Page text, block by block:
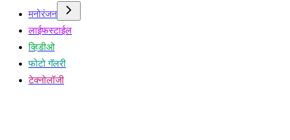
मनोरंजन
लाईफस्टाईल
व्हिडीओ
फोटो गॅलरी
टेक्नोलॉजी